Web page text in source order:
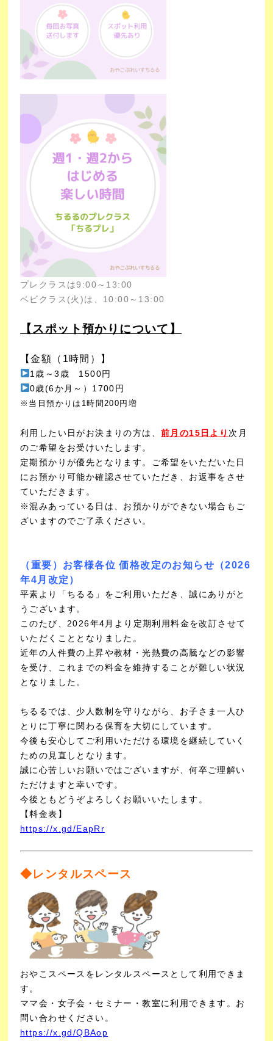
プレクラスは9:00～13:00
ベビクラス(火)は、10:00～13:00
【スポット預かりについて】
【金額（1時間）】
1歳～3歳 1500円
0歳(6か月～）1700円
※当日預かりは1時間200円増
利用したい日がお決まりの方は、前月の15日より 次月
のご希望をお受けいたします。
定期預かりが優先となります。ご希望をいただいた日
にお預かり可能か確認させていただき、お返事をさせ
ていただきます。
※混みあっている日は、お預かりができない場合もご
ざいますのでご了承ください。
（重要）お客様各位 価格改定のお知らせ（2026
年4月改定）
平素より「ちるる」をご利用いただき、誠にありがと
うございます。
このたび、2026年4月より定期利用料金を改訂させて
いただくこととなりました。
近年の人件費の上昇や教材・光熱費の高騰などの影響
を受け、これまでの料金を維持することが難しい状況
となりました。
ちるるでは、少人数制を守りながら、お子さま一人ひ
とりに丁寧に関わる保育を大切にしています。
今後も安心してご利用いただける環境を継続していく
ための見直しとなります。
誠に心苦しいお願いではございますが、何卒ご理解い
ただけますと幸いです。
今後ともどうぞよろしくお願いいたします。
【料金表】
https://x.gd/EapRr
◆レンタルスペース
おやこスペースをレンタルスペースとして利用できま
す。
ママ会・女子会・セミナー・教室に利用できます。 お
問い合わせください。
https://x.gd/QBAop